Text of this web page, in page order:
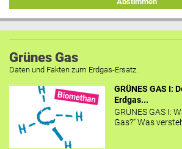
Grünes Gas
Daten und Fakten zum Erdgas-Ersatz.
GRÜNES GAS I:
Erdgas...
GRÜNES GAS I:
Gas?“ Was